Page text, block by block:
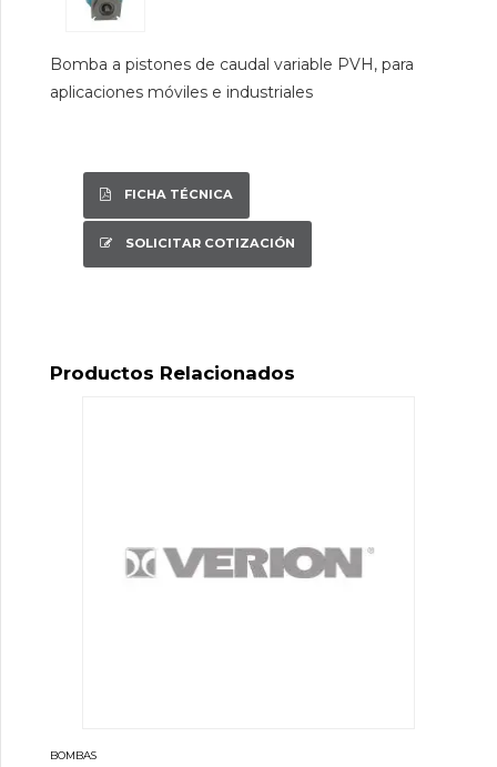
Bomba a pistones de caudal variable PVH, para
aplicaciones móviles e industriales
FICHA TÉCNICA
SOLICITAR COTIZACIÓN
Productos Relacionados
BOMBAS